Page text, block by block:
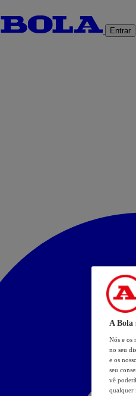
Entrar
A Bola
Nós e os
no seu
e os
seu
vê
qualquer